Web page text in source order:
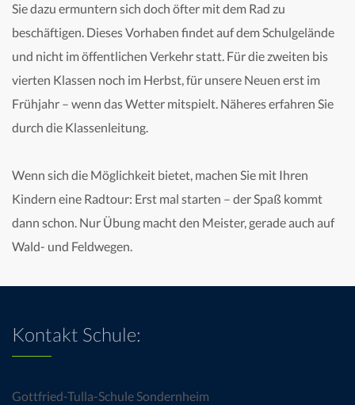
Sie dazu ermuntern sich doch öfter mit dem Rad zu
beschäftigen. Dieses Vorhaben findet auf dem Schulgelände
und nicht im öffentlichen Verkehr statt. Für die zweiten bis
vierten Klassen noch im Herbst, für unsere Neuen erst im
Frühjahr – wenn das Wetter mitspielt. Näheres erfahren Sie
durch die Klassenleitung.
Wenn sich die Möglichkeit bietet, machen Sie mit Ihren
Kindern eine Radtour: Erst mal starten – der Spaß kommt
dann schon. Nur Übung macht den Meister, gerade auch auf
Wald- und Feldwegen.
Kontakt Schule:
Gottfried-Tulla-Schule Sondernheim